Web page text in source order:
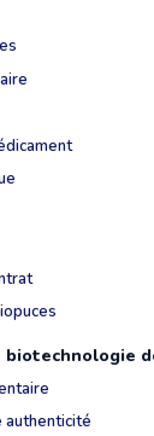
authenticité